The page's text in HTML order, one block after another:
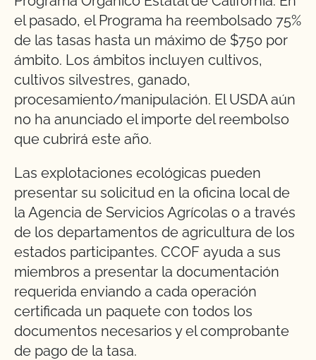
el pasado, el Programa ha reembolsado 75%
de las tasas hasta un máximo de $750 por
ámbito. Los ámbitos incluyen cultivos,
cultivos silvestres, ganado,
procesamiento/manipulación. El USDA aún
no ha anunciado el importe del reembolso
que cubrirá este año.
Las explotaciones ecológicas pueden
presentar su solicitud en la oficina local de
la Agencia de Servicios Agrícolas o a través
de los departamentos de agricultura de los
estados participantes. CCOF ayuda a sus
miembros a presentar la documentación
requerida enviando a cada operación
certificada un paquete con todos los
documentos necesarios y el comprobante
de pago de la tasa.